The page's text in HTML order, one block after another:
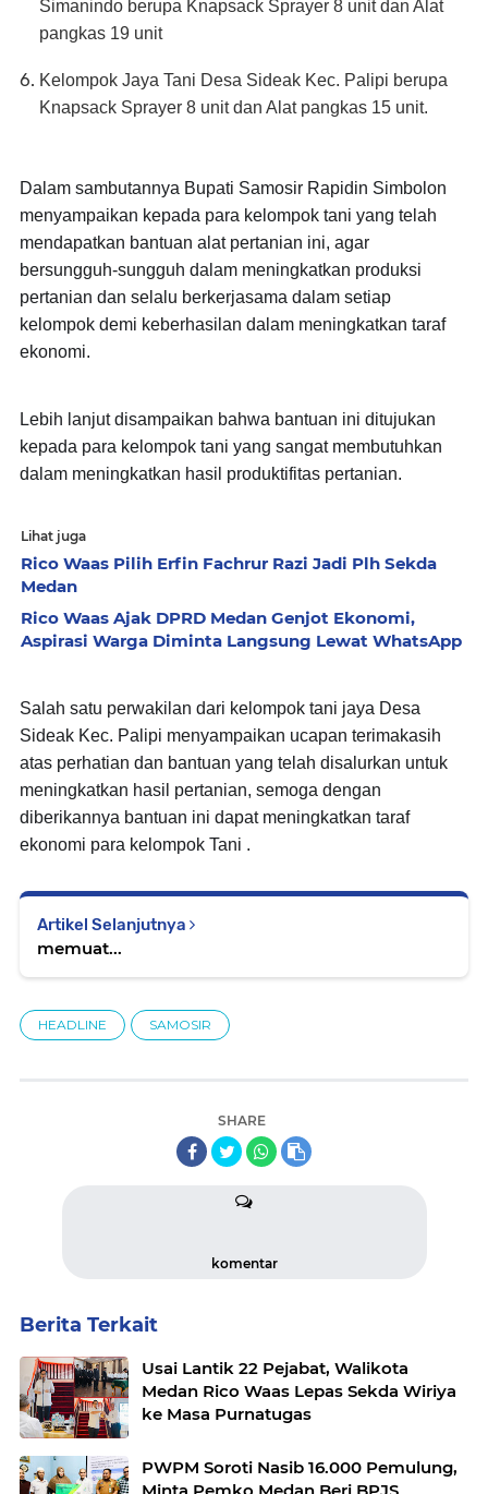
Simanindo berupa Knapsack Sprayer 8 unit dan Alat
pangkas 19 unit
Kelompok Jaya Tani Desa Sideak Kec. Palipi berupa
Knapsack Sprayer 8 unit dan Alat pangkas 15 unit.
Dalam sambutannya Bupati Samosir Rapidin Simbolon
menyampaikan kepada para kelompok tani yang telah
mendapatkan bantuan alat pertanian ini, agar
bersungguh-sungguh dalam meningkatkan produksi
pertanian dan selalu berkerjasama dalam setiap
kelompok demi keberhasilan dalam meningkatkan taraf
ekonomi.
Lebih lanjut disampaikan bahwa bantuan ini ditujukan
kepada para kelompok tani yang sangat membutuhkan
dalam meningkatkan hasil produktifitas pertanian.
Lihat juga
Rico Waas Pilih Erfin Fachrur Razi Jadi Plh Sekda
Medan
Rico Waas Ajak DPRD Medan Genjot Ekonomi,
Aspirasi Warga Diminta Langsung Lewat WhatsApp
Salah satu perwakilan dari kelompok tani jaya Desa
Sideak Kec. Palipi menyampaikan ucapan terimakasih
atas perhatian dan bantuan yang telah disalurkan untuk
meningkatkan hasil pertanian, semoga dengan
diberikannya bantuan ini dapat meningkatkan taraf
ekonomi para kelompok Tani .
Artikel Selanjutnya
memuat...
HEADLINE SAMOSIR
SHARE
komentar
Berita Terkait
Usai Lantik 22 Pejabat, Walikota
Medan Rico Waas Lepas Sekda Wiriya
ke Masa Purnatugas
PWPM Soroti Nasib 16.000 Pemulung,